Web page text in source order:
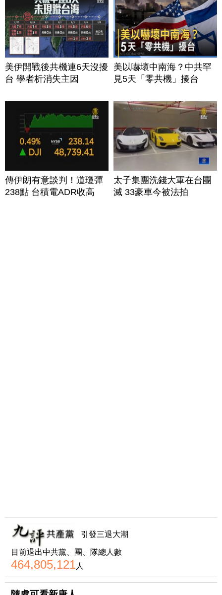
美伊開戰後共機連6天沒擾
台 學者析消失主因
美以嚇壞中南海？中共罕
見5天「零共機」擾台
傳伊朗有意談判！道瓊彈
238點 台積電ADR收高
太子集團洗錢大軍在台團
滅 33豪車今被法拍
引發三退大潮
目前退出中共黨、團、隊總人數
464,805,121人